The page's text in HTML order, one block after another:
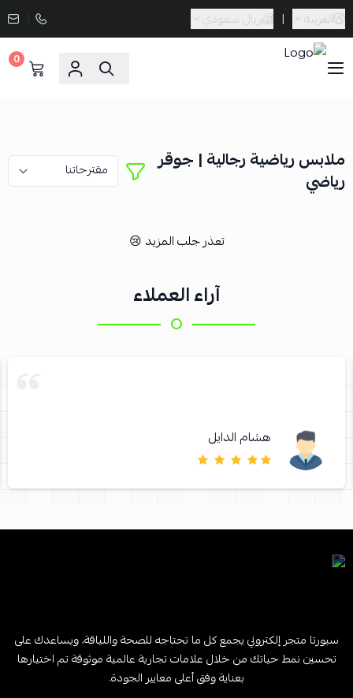
العربية | ريال سعودي
0
ملابس رياضية رجالية | جوقر
رياضي
تعذر جلب المزيد 😢
آراء العملاء
هشام الدايل
سبورتا متجر إلكتروني يجمع كل ما تحتاجه للصحة واللياقة، ويساعدك على
تحسين نمط حياتك من خلال علامات تجارية عالمية موثوقة تم اختيارها
بعناية وفق أعلى معايير الجودة.